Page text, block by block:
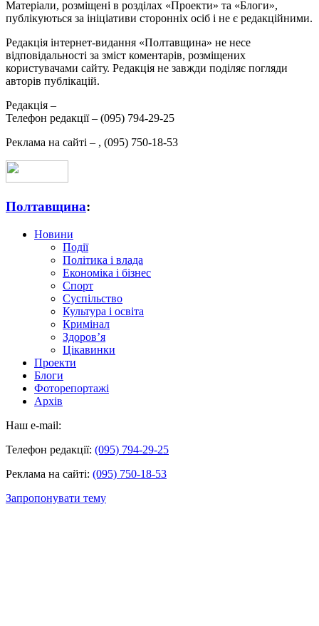
Матеріали, розміщені в розділах «Проекти» та «Блоги»,
публікуються за ініціативи сторонніх осіб і не є редакційними.
Редакція інтернет-видання «Полтавщина» не несе
відповідальності за зміст коментарів, розміщених
користувачами сайту. Редакція не завжди поділяє погляди
авторів публікацій.
Редакція –
Телефон редакції – (095) 794-29-25
Реклама на сайті – , (095) 750-18-53
Полтавщина:
Новини
Події
Політика і влада
Економіка і бізнес
Спорт
Суспільство
Культура і освіта
Кримінал
Здоров’я
Цікавинки
Проекти
Блоги
Фоторепортажі
Архів
Наш e-mail:
Телефон редакції: (095) 794-29-25
Реклама на сайті: (095) 750-18-53
Запропонувати тему